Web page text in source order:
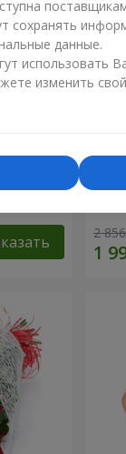
2
сохранять
данные.
использовать
изменить